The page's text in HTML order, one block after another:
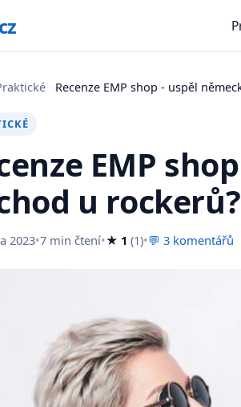
›Recenze EMP shop - uspěl
EMP
u rockerů?
2023•7 min čtení•★ 1 (1)•💬 3 komentářů